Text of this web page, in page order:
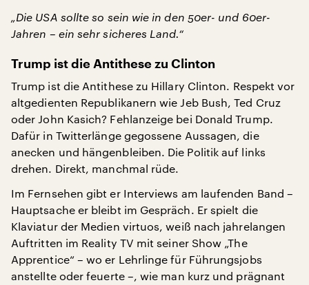
„Die USA sollte so sein wie in den 50er- und 60er-
Jahren – ein sehr sicheres Land.“
Trump ist die Antithese zu Clinton
Trump ist die Antithese zu Hillary Clinton. Respekt vor
altgedienten Republikanern wie Jeb Bush, Ted Cruz
oder John Kasich? Fehlanzeige bei Donald Trump.
Dafür in Twitterlänge gegossene Aussagen, die
anecken und hängenbleiben. Die Politik auf links
drehen. Direkt, manchmal rüde.
Im Fernsehen gibt er Interviews am laufenden Band –
Hauptsache er bleibt im Gespräch. Er spielt die
Klaviatur der Medien virtuos, weiß nach jahrelangen
Auftritten im Reality TV mit seiner Show „The
Apprentice“ – wo er Lehrlinge für Führungsjobs
anstellte oder feuerte –, wie man kurz und prägnant